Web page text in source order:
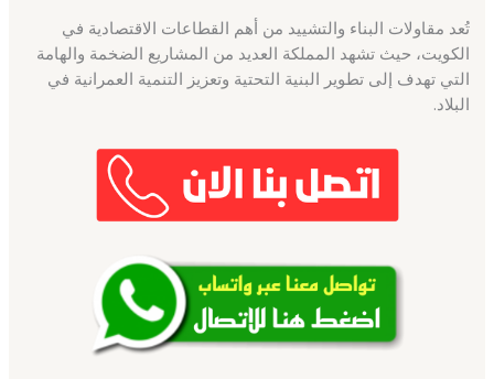
تُعد مقاولات البناء والتشييد من أهم القطاعات الاقتصادية في
الكويت، حيث تشهد المملكة العديد من المشاريع الضخمة والهامة
التي تهدف إلى تطوير البنية التحتية وتعزيز التنمية العمرانية في
البلاد.